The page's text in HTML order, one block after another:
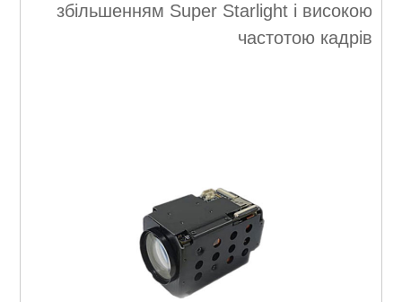
збільшенням Super Starlight і високою
частотою кадрів